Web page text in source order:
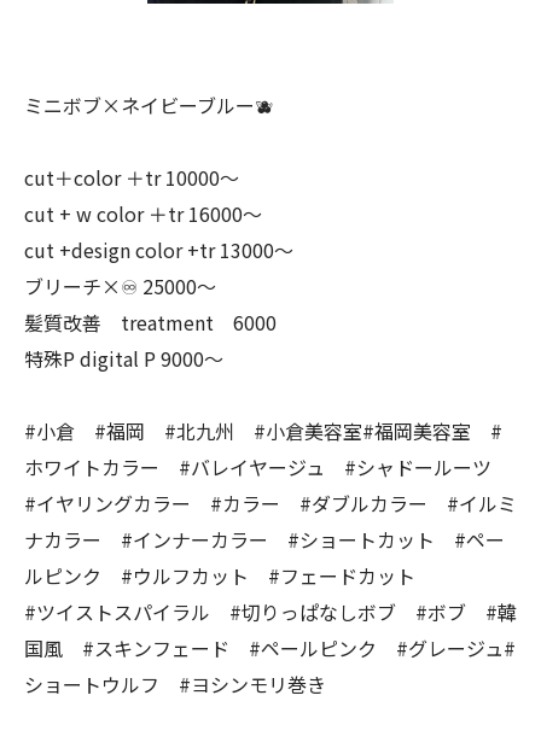
ミニボブ×ネイビーブルー🫐
cut＋color ＋tr 10000〜
cut + w color ＋tr 16000〜
cut +design color +tr 13000〜
ブリーチ×♾ 25000〜
髪質改善 treatment 6000
特殊P digital P 9000〜
#小倉 #福岡 #北九州 #小倉美容室#福岡美容室 #
ホワイトカラー #バレイヤージュ #シャドールーツ
#イヤリングカラー #カラー #ダブルカラー #イルミ
ナカラー #インナーカラー #ショートカット #ペー
ルピンク #ウルフカット #フェードカット
#ツイストスパイラル #切りっぱなしボブ #ボブ #韓
国風 #スキンフェード #ペールピンク #グレージュ#
ショートウルフ #ヨシンモリ巻き